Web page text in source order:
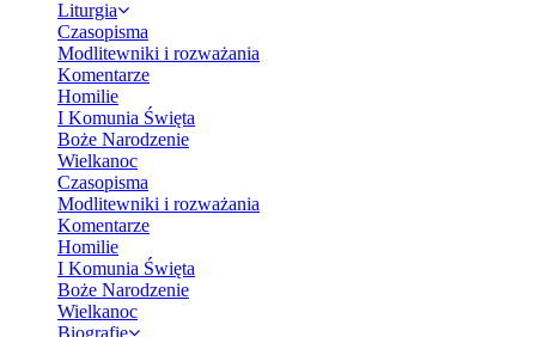
Liturgia
Czasopisma
Modlitewniki i rozważania
Komentarze
Homilie
I Komunia Święta
Boże Narodzenie
Wielkanoc
Czasopisma
Modlitewniki i rozważania
Komentarze
Homilie
I Komunia Święta
Boże Narodzenie
Wielkanoc
Biografie